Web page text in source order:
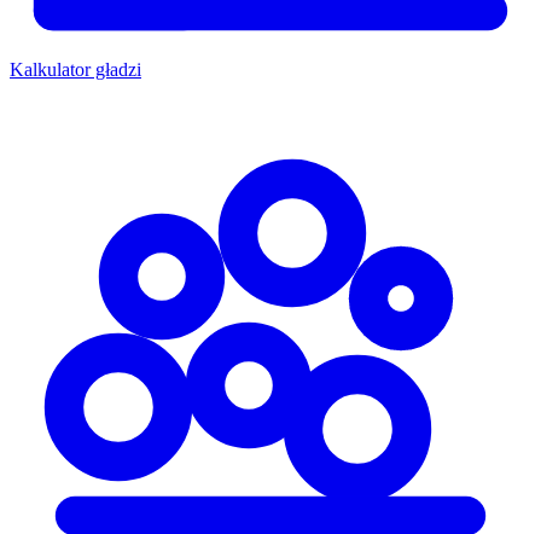
Kalkulator gładzi